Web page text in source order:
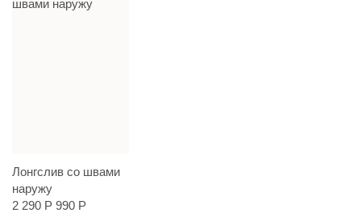
Лонгслив со швами
наружу
2 290 Р 990 Р